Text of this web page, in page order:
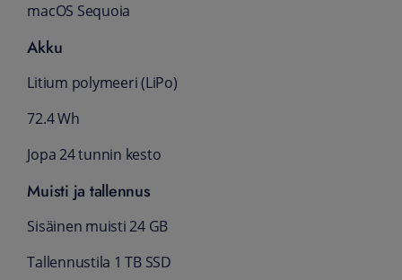
macOS Sequoia
Akku
Litium polymeeri (LiPo)
72.4 Wh
Jopa 24 tunnin kesto
Muisti ja tallennus
Sisäinen muisti 24 GB
Tallennustila 1 TB SSD